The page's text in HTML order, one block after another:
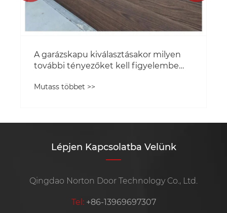
A garázskapu kiválasztásakor milyen
további tényezőket kell figyelembe
Mutass többet >>
Lépjen Kapcsolatba Velünk
Qingdao Norton Door Technology Co., Ltd.
Tel: +86-13969697307